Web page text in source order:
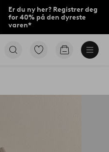
Er du ny her? Registrer deg
for 40% på den dyreste
varen*
Gå
Gå